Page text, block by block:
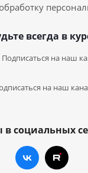
всегда в
Подписаться на наш
на наш
социальных